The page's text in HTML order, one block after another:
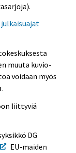
julkaisuajat
muuta kuvio-
voidaan myös
liittyviä
DG
EU-maiden